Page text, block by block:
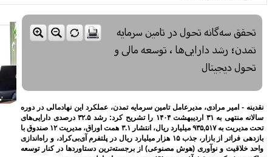
این حساب های بانکی مسدود می
شود
مدت به نفع بازار سهام و
صندوق‌های با درآمد ثابت است
بازدید مدیرعامل بیمه کوثر از
کارگزاری بیمه نماد غدیر
اعلام آمادگی بورس انرژی برای
این نهادمالی در دوره
سالانه منتهی به ۳۱ اردیبهشت ۱۴۰۴ را تشریح کرد: رشد ۳۲.۵ درصدی دارایی‌های
تحت مدیریت به ۹۳۵,۵۱۷ میلیارد ریال، انتشار ۳.۱ همت اوراق، مدیریت ۱۲ صندوق با
در پلتفرم آی‌بی‌کراد، و راه‌اندازی
در کنار توسعه